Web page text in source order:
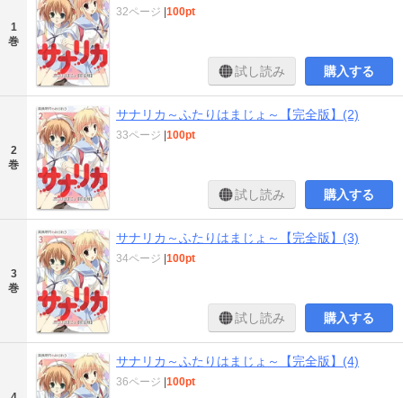
1
巻
32ページ 100pt
試し読み 購入する
2
巻
サナリカ～ふたりはまじょ～【完全版】(2)
33ページ 100pt
試し読み 購入する
3
巻
サナリカ～ふたりはまじょ～【完全版】(3)
34ページ 100pt
試し読み 購入する
サナリカ～ふたりはまじょ～【完全版】(4)
36ページ 100pt